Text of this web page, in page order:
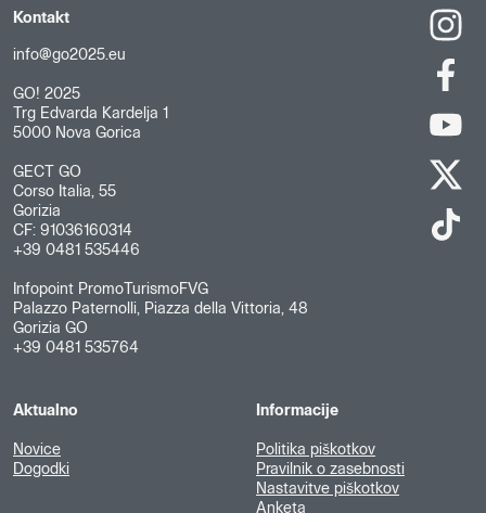
Kontakt
info@go2025.eu
GO! 2025
Trg Edvarda Kardelja 1
5000 Nova Gorica
GECT GO
Corso Italia, 55
Gorizia
CF: 91036160314
+39 0481 535446
Infopoint PromoTurismoFVG
Palazzo Paternolli, Piazza della Vittoria, 48
Gorizia GO
+39 0481 535764
Aktualno
Novice
Dogodki
Informacije
Politika piškotkov
Pravilnik o zasebnosti
Nastavitve piškotkov
Anketa